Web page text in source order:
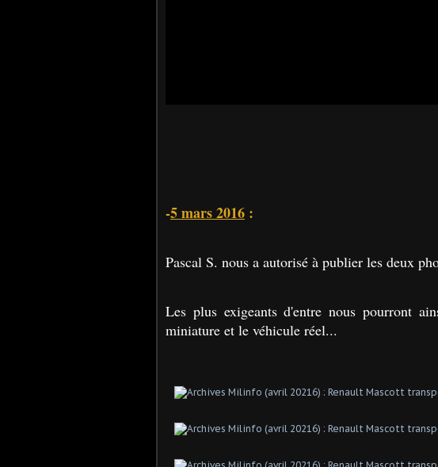
-5 mars 2016 :
Pascal S. nous a autorisé à publier les deux
Les plus exigeants d'entre nous pourront
miniature et le véhicule réel...